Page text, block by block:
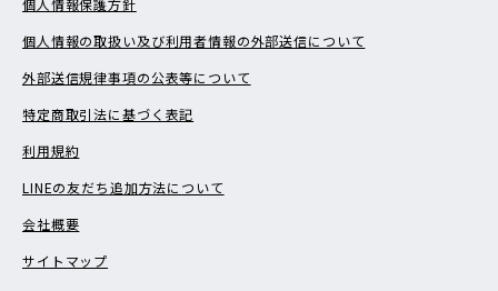
個人情報保護方針
個人情報の取扱い及び利用者情報の外部送信について
外部送信規律事項の公表等について
特定商取引法に基づく表記
利用規約
LINEの友だち追加方法について
会社概要
サイトマップ